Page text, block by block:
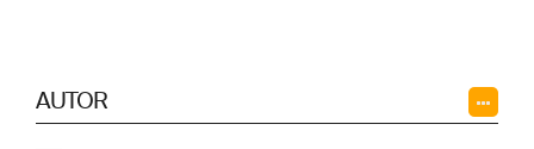
AUTOR